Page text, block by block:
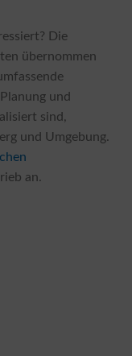
Die
übernommen
und
sind,
und Umgebung.
an.